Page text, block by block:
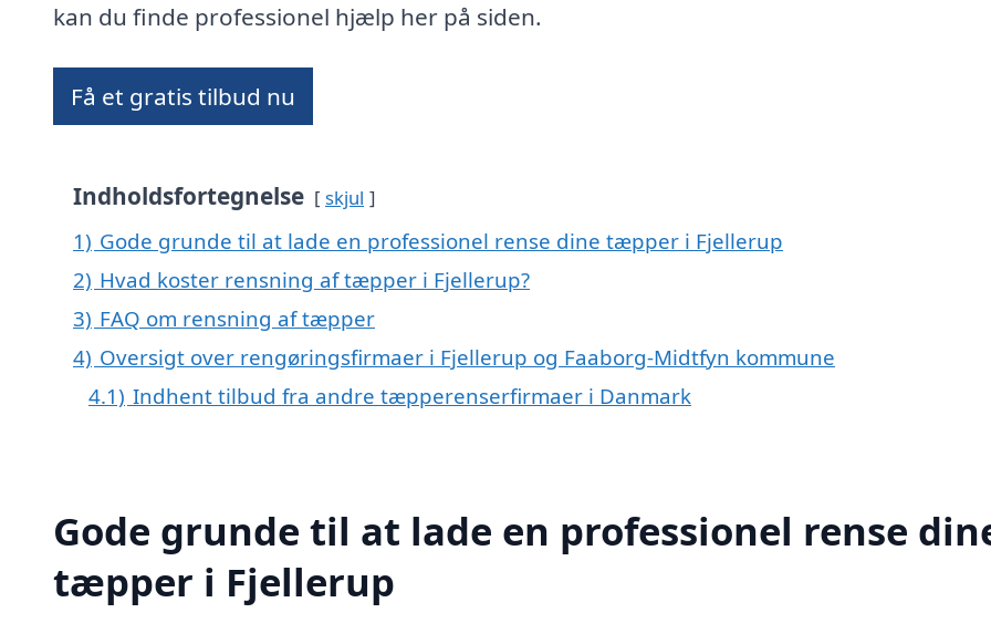
kan du finde professionel hjælp her på siden.
Få et gratis tilbud nu
Indholdsfortegnelse skjul
1) Gode grunde til at lade en professionel rense dine tæpper i Fjellerup
2) Hvad koster rensning af tæpper i Fjellerup?
3) FAQ om rensning af tæpper
4) Oversigt over rengøringsfirmaer i Fjellerup og Faaborg-Midtfyn kommune
4.1) Indhent tilbud fra andre tæpperenserfirmaer i Danmark
Gode grunde til at lade en professionel rense
tæpper i Fjellerup